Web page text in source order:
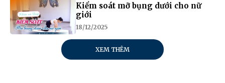
Kiểm soát mỡ bụng dưới cho nữ
giới
18/12/2025
XEM THÊM